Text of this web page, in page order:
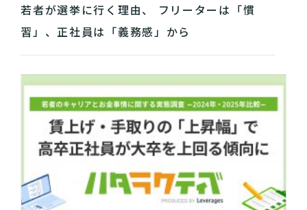
若者が選挙に行く理由、 フリーターは「慣
習」、正社員は「義務感」から